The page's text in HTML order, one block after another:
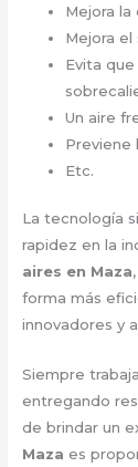
Mejora la
Mejora el
Evita
Un aire
Previene
Etc.
La tecnología
rapidez en la
aires en Maza
forma más
innovadores y
Siempre
entregando
de brindar un
Maza es